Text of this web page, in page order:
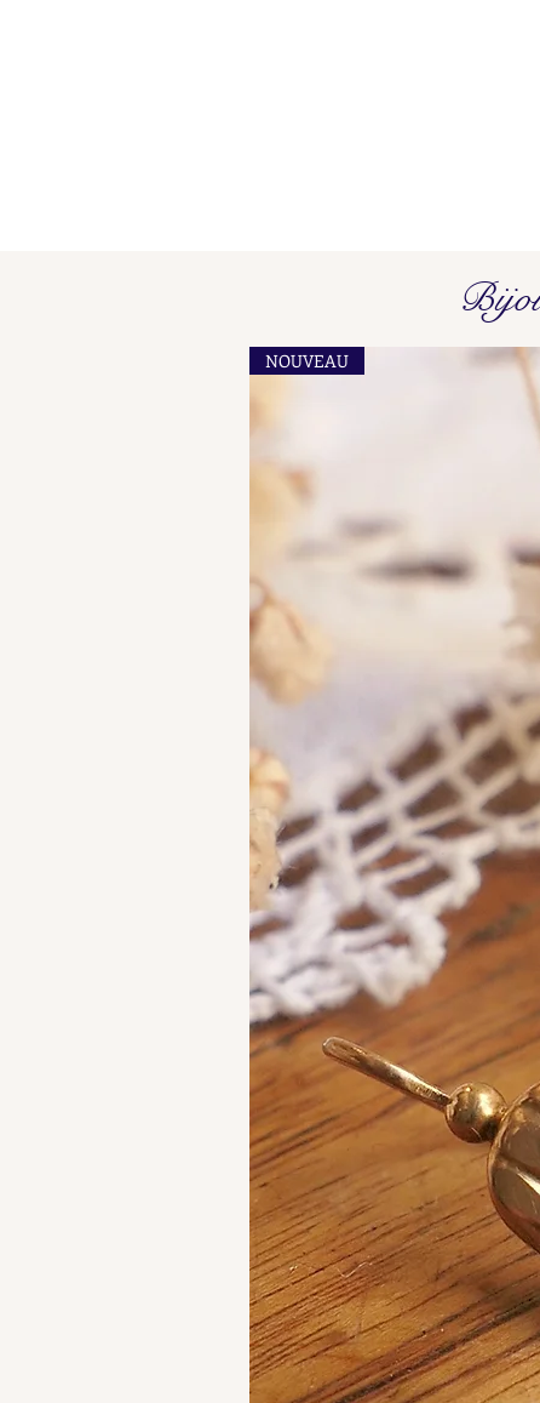
Find here our collated list, from
A A - A B, of French "losange"
shaped maker's marks for objects
NOUVEAU